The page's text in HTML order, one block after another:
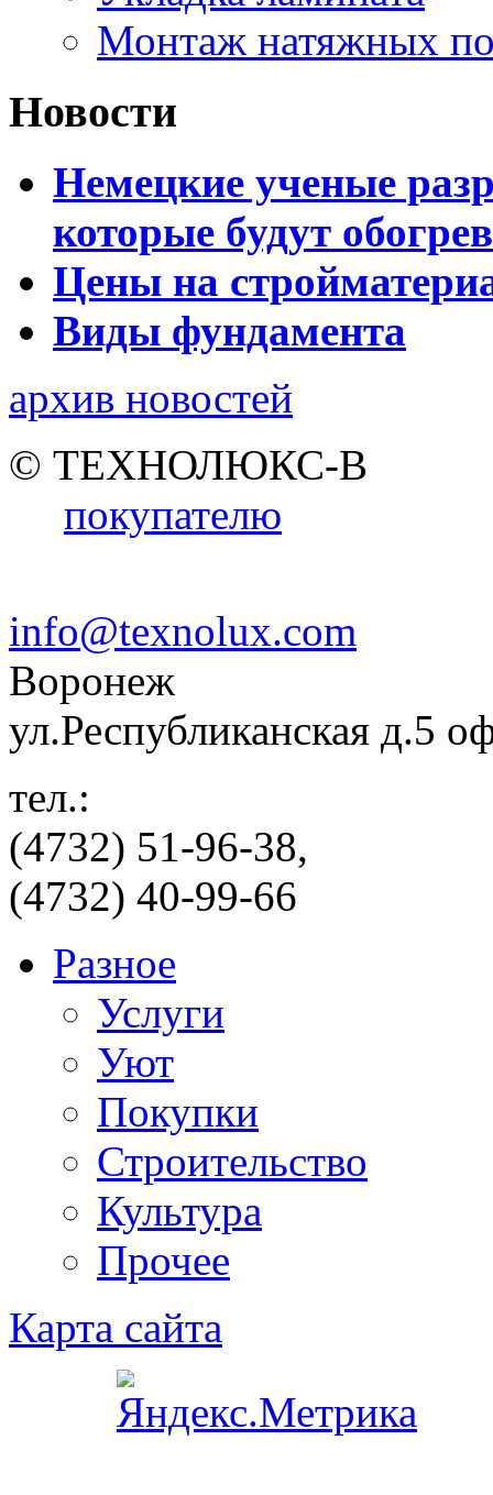
Монтаж натяжных
Новости
Немецкие ученые
которые будут
Цены на
Виды фундамента
архив новостей
© ТЕХНОЛЮКС-В
покупателю
info@texnolux.com
Воронеж
ул.Республиканская д.5
тел.:
(4732) 51-96-38,
(4732) 40-99-66
Разное
Услуги
Уют
Покупки
Строительство
Культура
Прочее
Карта сайта